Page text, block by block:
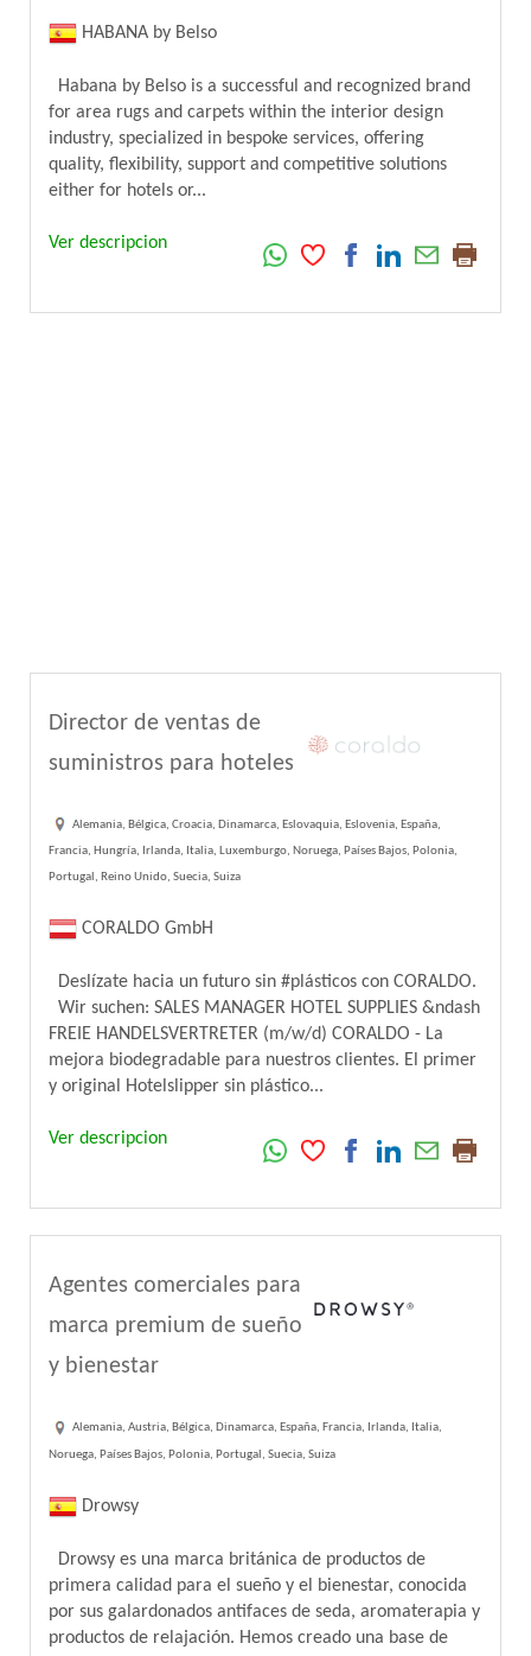
HABANA by Belso
Habana by Belso is a successful and recognized brand
for area rugs and carpets within the interior design
industry, specialized in bespoke services, offering
quality, flexibility, support and competitive solutions
either for hotels or...
Ver descripcion
Director de ventas de
suministros para hoteles
Alemania, Bélgica, Croacia, Dinamarca, Eslovaquia, Eslovenia, España,
Francia, Hungría, Irlanda, Italia, Luxemburgo, Noruega, Países Bajos, Polonia,
Portugal, Reino Unido, Suecia, Suiza
CORALDO GmbH
Deslízate hacia un futuro sin #plásticos con CORALDO.
Wir suchen: SALES MANAGER HOTEL SUPPLIES &ndash
FREIE HANDELSVERTRETER (m/w/d) CORALDO - La
mejora biodegradable para nuestros clientes. El primer
y original Hotelslipper sin plástico...
Ver descripcion
Agentes comerciales para
marca premium de sueño
y bienestar
Alemania, Austria, Bélgica, Dinamarca, España, Francia, Irlanda, Italia,
Noruega, Países Bajos, Polonia, Portugal, Suecia, Suiza
Drowsy
Drowsy es una marca británica de productos de
primera calidad para el sueño y el bienestar, conocida
por sus galardonados antifaces de seda, aromaterapia y
productos de relajación. Hemos creado una base de